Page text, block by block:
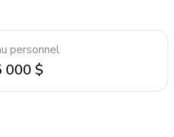
personnel
000 $